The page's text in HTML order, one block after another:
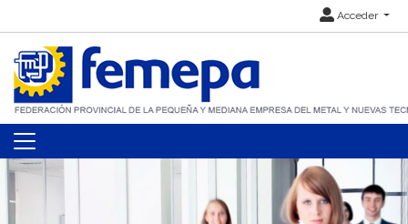
Acceder